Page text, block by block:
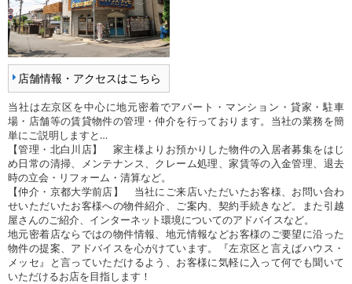
店舗情報・アクセスはこちら
当社は左京区を中心に地元密着でアパート・マンション・貸家・駐車
場・店舗等の賃貸物件の管理・仲介を行っております。当社の業務を簡
単にご説明しますと…
【管理・北白川店】 家主様よりお預かりした物件の入居者募集をはじ
め日常の清掃、メンテナンス、クレーム処理、家賃等の入金管理、退去
時の立会・リフォーム・清算など。
【仲介・京都大学前店】 当社にご来店いただいたお客様、お問い合わ
せいただいたお客様への物件紹介、ご案内、契約手続きなど。また引越
屋さんのご紹介、インターネット環境についてのアドバイスなど。
地元密着店ならではの物件情報、地元情報などお客様のご要望に沿った
物件の提案、アドバイスを心がけています。『左京区と言えばハウス・
メッセ』と言っていただけるよう、お客様に気軽に入って何でも聞いて
いただけるお店を目指します！